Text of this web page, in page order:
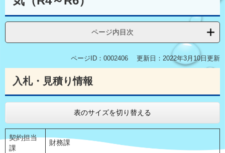
ページ内目次
ページID：0002406 更新日：2022年3月10日更新
入札・見積り情報
表のサイズを切り替える
契約担当
課
財務課